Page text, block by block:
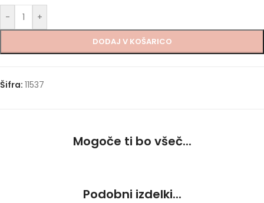
- +
DODAJ V KOŠARICO
Šifra: 11537
Mogoče ti bo všeč...
Podobni izdelki...